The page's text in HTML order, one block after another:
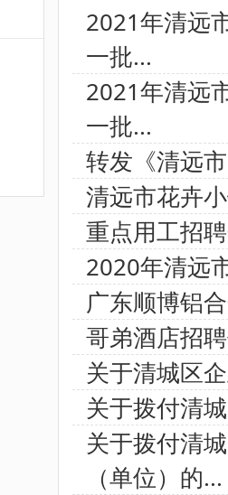
2021年清远
一批...
2021年清远
一批...
转发《清远
清远市花卉
重点用工招
2020年清远
广东顺博铝
哥弟酒店招
关于清城区
关于拨付清
关于拨付清
（单位）的...